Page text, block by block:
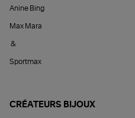
Anine Bing
Max Mara
&
Sportmax
CRÉATEURS BIJOUX